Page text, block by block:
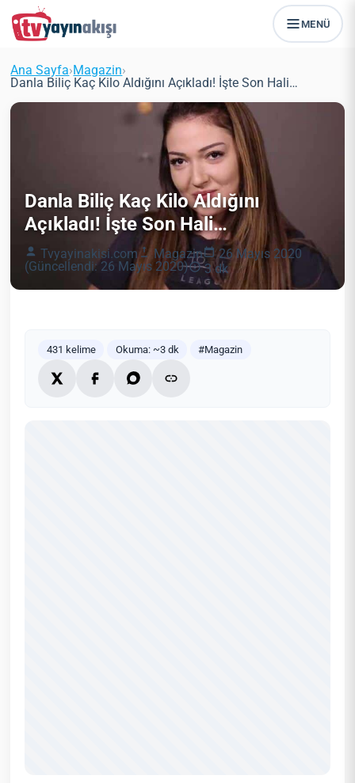
MENÜ
Ana Sayfa›Magazin›
Danla Biliç Kaç Kilo Aldığını Açıkladı! İşte Son Hali…
Danla Biliç Kaç Kilo Aldığını
Açıkladı! İşte Son Hali…
Tvyayinakisi.com Magazin
26 Mayıs 2020
(Güncellendi: 26 Mayıs 2020)
3 dk
431 kelime Okuma: ~3 dk #Magazin